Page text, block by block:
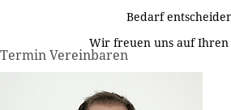
Bedarf
Wir freuen uns auf Ihren
Termin Vereinbaren